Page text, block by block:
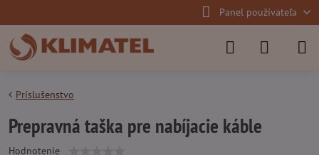
Panel používateľa
Príslušenstvo
Prepravná taška pre nabíjacie káble
Hodnotenie